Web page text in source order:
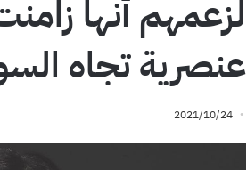
لزعمهم أنها
عنصرية تجاه
2021/10/24